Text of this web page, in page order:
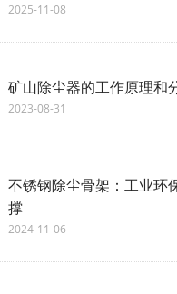
2025-11-08
矿山除尘器的工作原理和
2023-08-31
不锈钢除尘骨架：工业环
撑
2024-11-06